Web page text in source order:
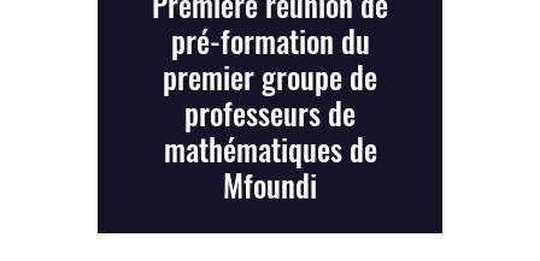
pré-formation du
premier groupe de
professeurs de
mathématiques de
Mfoundi